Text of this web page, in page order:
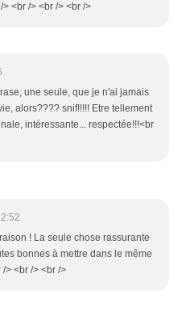
<br /> <br /> <br />
une seule, que je n'ai jamais
alors???? snif!!!!! Etre tellement
intéressante... respectée!!!<br
! La seule chose rassurante
bonnes à mettre dans le même
> <br /> <br />